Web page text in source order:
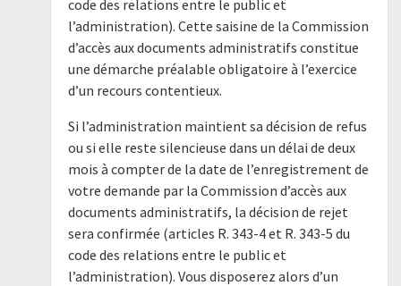
code des relations entre le public et
l’administration). Cette saisine de la Commission
d’accès aux documents administratifs constitue
une démarche préalable obligatoire à l’exercice
d’un recours contentieux.
Si l’administration maintient sa décision de refus
ou si elle reste silencieuse dans un délai de deux
mois à compter de la date de l’enregistrement de
votre demande par la Commission d’accès aux
documents administratifs, la décision de rejet
sera confirmée (articles R. 343-4 et R. 343-5 du
code des relations entre le public et
l’administration). Vous disposerez alors d’un